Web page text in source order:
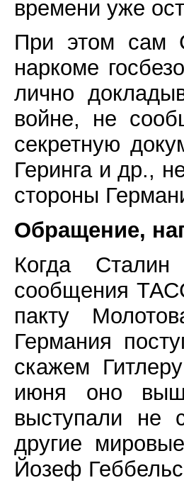
времени уже
При этом сам
наркоме
лично
войне, не
секретную
Геринга и др.,
стороны
Обращение,
Когда Сталин
сообщения
пакту
Германия
скажем
июня оно
выступали не
другие
Йозеф